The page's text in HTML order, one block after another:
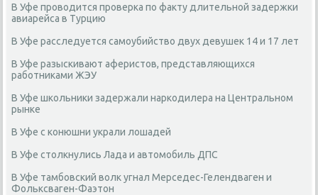
В Уфе проводится проверка по факту длительной задержки
авиарейса в Турцию
В Уфе расследуется самоубийство двух девушек 14 и 17 лет
В Уфе разыскивают аферистов, представляющихся
работниками ЖЭУ
В Уфе школьники задержали наркодилера на Центральном
рынке
В Уфе с конюшни украли лошадей
В Уфе столкнулись Лада и автомобиль ДПС
В Уфе тамбовский волк угнал Мерседес-Гелендваген и
Фольксваген-Фаэтон